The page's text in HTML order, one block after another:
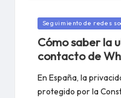
Publicado
Seguimiento de redes
Cómo saber la
contacto de
En España, la
protegido por la